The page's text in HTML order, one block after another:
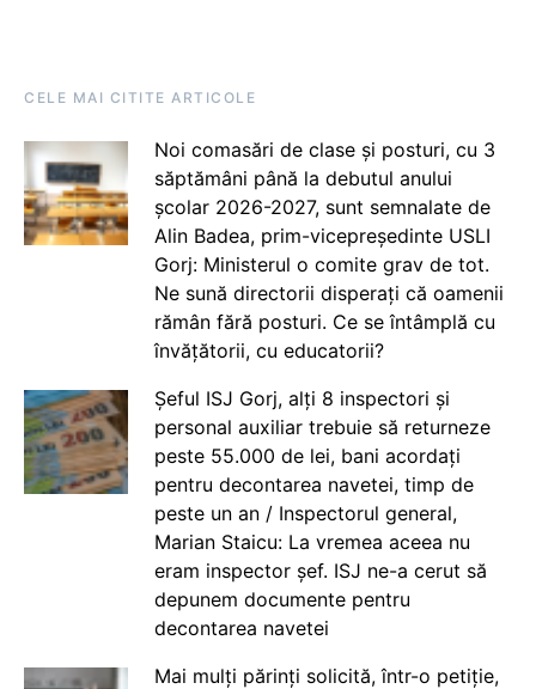
CELE MAI CITITE ARTICOLE
Noi comasări de clase și posturi, cu 3
săptămâni până la debutul anului
școlar 2026-2027, sunt semnalate de
Alin Badea, prim-vicepreședinte USLI
Gorj: Ministerul o comite grav de tot.
Ne sună directorii disperați că oamenii
rămân fără posturi. Ce se întâmplă cu
învățătorii, cu educatorii?
Șeful ISJ Gorj, alți 8 inspectori și
personal auxiliar trebuie să returneze
peste 55.000 de lei, bani acordați
pentru decontarea navetei, timp de
peste un an / Inspectorul general,
Marian Staicu: La vremea aceea nu
eram inspector șef. ISJ ne-a cerut să
depunem documente pentru
decontarea navetei
Mai mulți părinți solicită, într-o petiție,